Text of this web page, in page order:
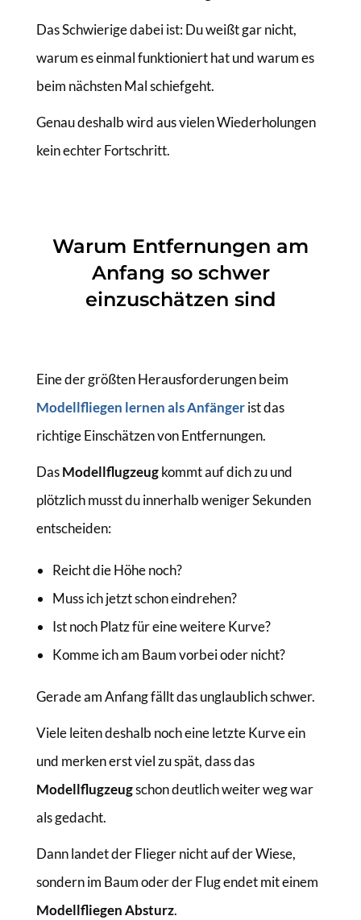
Das Schwierige dabei ist: Du weißt gar nicht,
warum es einmal funktioniert hat und warum es
beim nächsten Mal schiefgeht.
Genau deshalb wird aus vielen Wiederholungen
kein echter Fortschritt.
Warum Entfernungen am
Anfang so schwer
einzuschätzen sind
Eine der größten Herausforderungen beim
Modellfliegen lernen als Anfängerist das
richtige Einschätzen von Entfernungen.
DasModellflugzeugkommt auf dich zu und
plötzlich musst du innerhalb weniger Sekunden
entscheiden:
Reicht die Höhe noch?
Muss ich jetzt schon eindrehen?
Ist noch Platz für eine weitere Kurve?
Komme ich am Baum vorbei oder nicht?
Gerade am Anfang fällt das unglaublich schwer.
Viele leiten deshalb noch eine letzte Kurve ein
und merken erst viel zu spät, dass das
Modellflugzeugschon deutlich weiter weg war
als gedacht.
Dann landet der Flieger nicht auf der Wiese,
sondern im Baum oder der Flug endet mit einem
Modellfliegen Absturz.